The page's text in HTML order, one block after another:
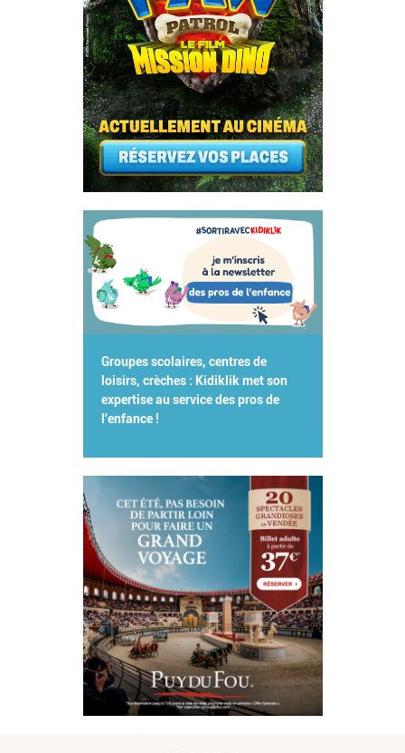
Groupes scolaires, centres de
loisirs, crèches : Kidiklik met son
expertise au service des pros de
l'enfance !